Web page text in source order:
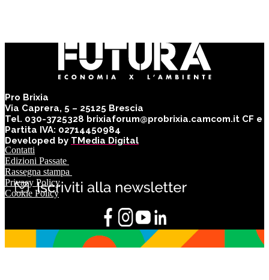
Pro Brixia
Via Caprera, 5 – 25125 Brescia
Tel. 030-3725328 brixiaforum@probrixia.camcom.it CF e
Partita IVA: 02714450984
Developed by TMedia Digital
Contatti
Edizioni Passate
Rassegna stampa
Privacy Policy
Cookie Policy